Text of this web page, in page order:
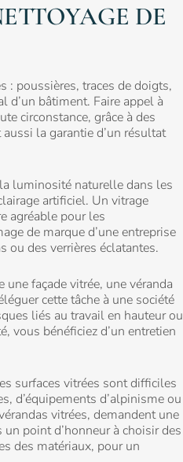
DE
: poussières, traces de doigts,
d’un bâtiment. Faire appel à
circonstance, grâce à des
la garantie d’un résultat
luminosité naturelle dans les
artificiel. Un vitrage
agréable pour les
de marque d’une entreprise
ou des verrières éclatantes.
façade vitrée, une véranda
cette tâche à une société
liés au travail en hauteur ou
vous bénéficiez d’un entretien
surfaces vitrées sont difficiles
d’équipements d’alpinismeou
vitrées, demandent une
point d’honneur à choisir des
des matériaux, pour un